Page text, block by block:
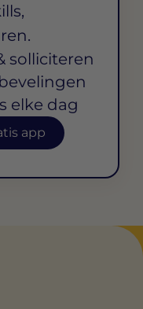
solliciteren
elke dag
app